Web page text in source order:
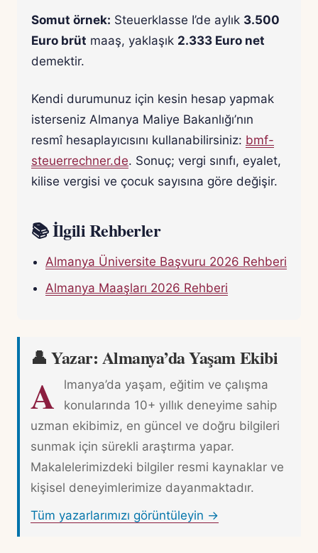
Somut örnek: Steuerklasse I’de aylık 3.500
Euro brüt maaş, yaklaşık 2.333 Euro net
demektir.
Kendi durumunuz için kesin hesap yapmak
isterseniz Almanya Maliye Bakanlığı’nın
resmî hesaplayıcısını kullanabilirsiniz: bmf-
steuerrechner.de. Sonuç; vergi sınıfı, eyalet,
kilise vergisi ve çocuk sayısına göre değişir.
📚 İlgili Rehberler
Almanya Üniversite Başvuru 2026 Rehberi
Almanya Maaşları 2026 Rehberi
👤 Yazar: Almanya’da Yaşam Ekibi
A
lmanya’da yaşam, eğitim ve çalışma
konularında 10+ yıllık deneyime sahip
uzman ekibimiz, en güncel ve doğru bilgileri
sunmak için sürekli araştırma yapar.
Makalelerimizdeki bilgiler resmi kaynaklar ve
kişisel deneyimlerimize dayanmaktadır.
Tüm yazarlarımızı görüntüleyin →